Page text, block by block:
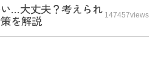
…大丈夫？考えられ
を解説
147457views